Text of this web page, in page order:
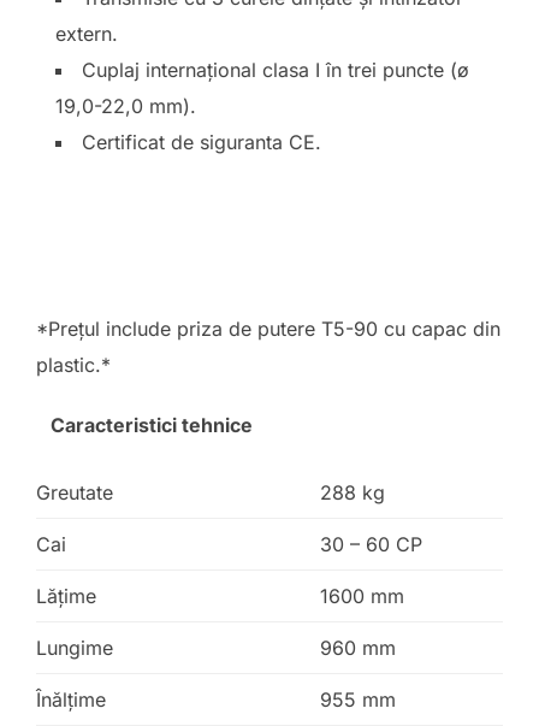
extern.
Cuplaj internațional clasa I în trei puncte (ø
19,0-22,0 mm).
Certificat de siguranta CE.
*Prețul include priza de putere T5-90 cu capac din
plastic.*
Caracteristici tehnice
Greutate 288 kg
Cai 30 – 60 CP
Lăţime 1600 mm
Lungime 960 mm
Înălţime 955 mm